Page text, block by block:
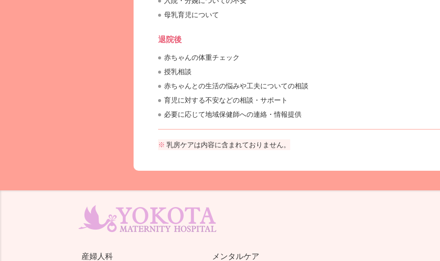
母乳育児について
退院後
赤ちゃんの体重チェック
授乳相談
赤ちゃんとの生活の悩みや工夫についての相談
育児に対する不安などの相談・サポート
必要に応じて地域保健師への連絡・情報提供
乳房ケアは内容に含まれておりません。
産婦人科 メンタルケア